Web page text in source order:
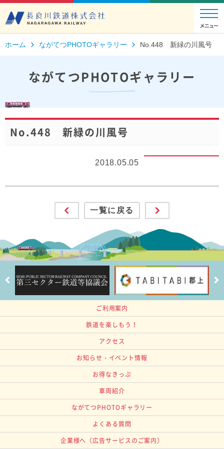
ホーム ながてつPHOTOギャラリー No.448 新緑の川風号
ながてつPHOTOギャラリー
No.448 新緑の川風号
2018.05.05
一覧に戻る
ご利用案内
鉄道を楽しもう！
アクセス
お知らせ・イベント情報
お得なきっぷ
車両紹介
ながてつPHOTOギャラリー
よくある質問
企業様へ （広告サービスのご案内）